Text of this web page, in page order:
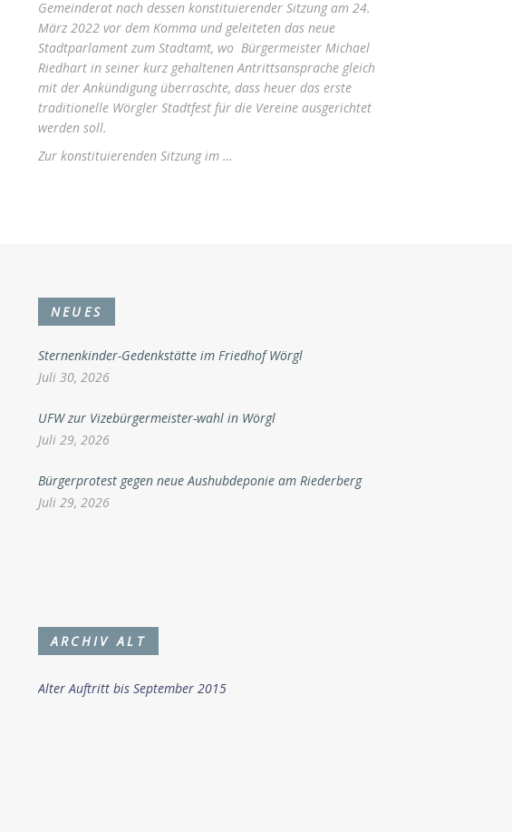
Gemeinderat nach dessen konstituierender Sitzung am 24.
März 2022 vor dem Komma und geleiteten das neue
Stadtparlament zum Stadtamt, wo Bürgermeister Michael
Riedhart in seiner kurz gehaltenen Antrittsansprache gleich
mit der Ankündigung überraschte, dass heuer das erste
traditionelle Wörgler Stadtfest für die Vereine ausgerichtet
werden soll.
Zur konstituierenden Sitzung im …
NEUES
Sternenkinder-Gedenkstätte im Friedhof Wörgl
Juli 30, 2026
UFW zur Vizebürgermeister-wahl in Wörgl
Juli 29, 2026
Bürgerprotest gegen neue Aushubdeponie am Riederberg
Juli 29, 2026
ARCHIV ALT
Alter Auftritt bis September 2015